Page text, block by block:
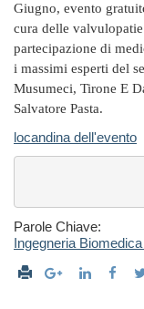
Giugno, evento
cura delle
partecipazione di
i massimi esperti del
Musumeci, Tirone E
Salvatore Pasta.
locandina dell'evento
Parole Chiave:
Ingegneria